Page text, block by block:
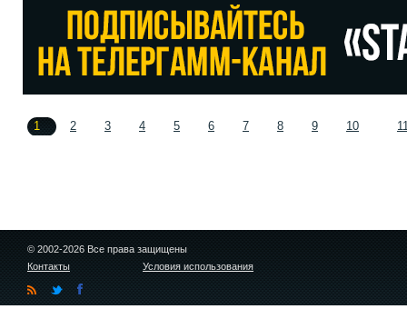
1 2 3 4 5 6 7 8 9 10
© 2002-2026 Все права защищены
Контакты
Условия использования